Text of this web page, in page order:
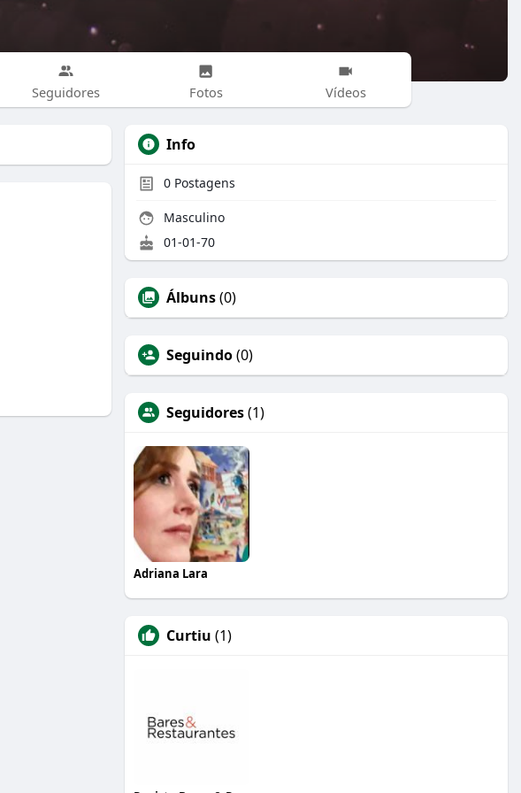
Seguidores Fotos Vídeos
Info
0 Postagens
Masculino
01-01-70
Álbuns(0)
Seguindo(0)
Seguidores(1)
Adriana Lara
Curtiu (1)